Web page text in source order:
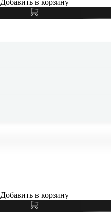
Добавить в корзину
Добавить в корзину